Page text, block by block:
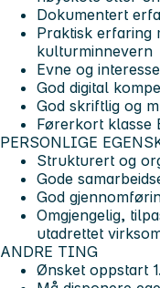
Dokumentert
Praktisk erfaring
kulturminnevern
Evne og
God digital
God skriftlig og
Førerkort klasse
PERSONLIGE
Strukturert og
Gode
God
Omgjengelig,
utadrettet
ANDRE TING
Ønsket oppstart